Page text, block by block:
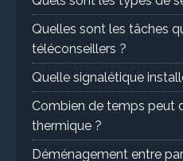
Quelles sont les tâches
téléconseillers ?
Quelle signalétique
Combien de temps peut
thermique ?
Déménagement entre